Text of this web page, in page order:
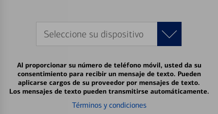
Seleccione su dispositivo
Al proporcionar su número de teléfono móvil, usted da su
consentimiento para recibir un mensaje de texto. Pueden
aplicarse cargos de su proveedor por mensajes de texto.
Los mensajes de texto pueden transmitirse automáticamente.
Términos y condiciones